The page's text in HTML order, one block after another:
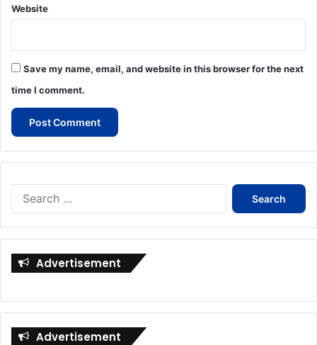
Website
Save my name, email, and website in this browser for the next
time I comment.
Search
Advertisement
Advertisement